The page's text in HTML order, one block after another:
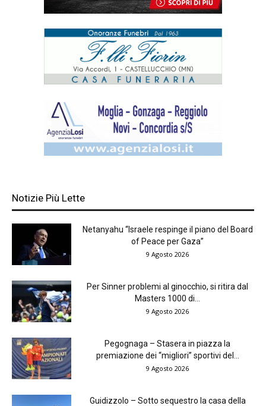
Notizie Più Lette
Netanyahu “Israele respinge il piano del Board
of Peace per Gaza”
9 Agosto 2026
Per Sinner problemi al ginocchio, si ritira dal
Masters 1000 di...
9 Agosto 2026
Pegognaga – Stasera in piazza la
premiazione dei “migliori” sportivi del...
9 Agosto 2026
Guidizzolo – Sotto sequestro la casa della